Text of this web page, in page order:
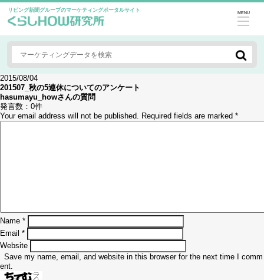
リビング新聞グループのマーケティングポータルサイト MENU
2015/08/04
201507_秋の5連休についてのアンケート
hasumayu_howさんの質問
発言数： 0件
Your email address will not be published. Required fields are marked *
Name *
Email *
Website
Save my name, email, and website in this browser for the next time I comm
ent.